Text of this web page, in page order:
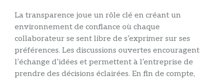
La transparence joue un rôle clé en créant un
environnement de confiance où chaque
collaborateur se sent libre de s’exprimer sur ses
préférences. Les discussions ouvertes encouragent
l’échange d’idées et permettent à l’entreprise de
prendre des décisions éclairées. En fin de compte,